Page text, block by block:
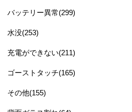
バッテリー異常(299)
水没(253)
充電ができない(211)
ゴーストタッチ(165)
その他(155)